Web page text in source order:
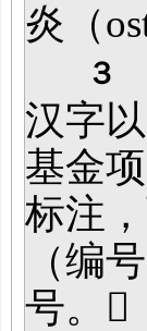
炎（
３
汉字
基金
标注
（编
号。